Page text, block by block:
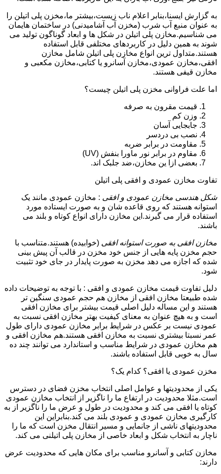
به گزارش ایسنا،بنابر اعلام ناب زیست،بیشتر ما،مخزن پلی اتیلن را
به عنوان منبع آب شرب (مخزن آب آشامیدنی) در ساختمان هایمان
می شناسیم.مخازن پلی اتیلن در شکل ها و ابعاد گوناگون تولید می
شوند به همین دلیل در کاربردهای مختلفی قابل استفاده
هستند.متداول ترین انواع مخازن پلی اتیلن شامل مخازن
افقی،مخازن عمودی،مخازن آسانرو یا کتابی،مخازن مکعبی و
مخازن قیفی هستند.
اما علت فراوانی مخزن پلی اتیلن چیست؟
قیمت مقرون به صرفه
وزن کم
جابجایی آسان
نصب بی دردسر
مقاومت در برابر ضربه
مقاوم در برابر نور ماورا بنفش (UV)
بعضی ازا ین مخازن،ضد جلبک اند.
تفاوت مخازن عمودی و افقی پلی اتیلن
شکل هندسی مخازن عمودی و افقی : مخازن عمودی مانند یک
استوانه هستند که روی قاعده شان و به صورت ایستاده مورد
استفاده قرار می گیرند.این مخازن دارای انواع کوتاه و بلند می
باشند.
مخازن افقی به صورت استوانه افقی (خوابیده) هستند.متناسب با
حجم مخزن پایه هایی از جنس خود مخزن در قالب آن پیش بینی
شده که اجازه می دهد مخزن به صورت پایدار در جای خود تثبیت
شود.
دلیل تفاوت قیمت مخازن عمودی و افقی : با توجه به توضیحات داده
شده طبیعتا مخازن افقی از مخازن هم حجم عمودی سنگین تر
هستند و این مساله دلیل اصلی قیمت بیشتر برای مخازن افقی
است و به هیچ عنوان به معنای کیفیت بهتر مخازن افقی نسبت به
عمودی نیست بر عکس در شرایط برابر مخازن عمودی دارای طول
عمر نسبتا بیشتری نسبت به مخازن افقی هستند.هم مخازن افقی و
هم مخازن عمودی در شرایط مناسب و استاندارد می توانند چند ده
سال به خوبی قابل استفاده باشند.
مخزن عمودی یا افقی؟ کدام یک؟
یکی از محدودیتها و عوامل اصلی انتخاب مخزن فضای در دسترس
است.مثلا محدودیت در ارتفاع ما را ناگزیر از انتخاب مخازن عمودی
کوتاه یا افقی می کند و محدودیت در طول و عرض ما را ناگزیر از به
کارگیری مخازن عمودی و عمودی بلند می کند.بنابراین این
محدودیتهای ناشی از جانمایی و مسیر انتقال مخزن است که ما را
ناچار به انتخاب شکل و ابعاد خاصی از مخازن پلی اتیلنی می کند.
مخازن کتابی و آسانرو مناسب برای مکان هایی که محدودیت عرض
دارند: